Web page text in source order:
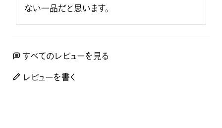
ない一品だと思います。
すべてのレビューを見る
レビューを書く